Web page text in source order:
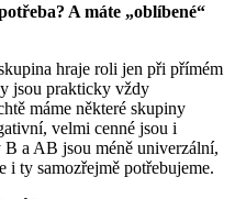
A máte „oblíbené“
hraje roli jen při přímém
jsou prakticky vždy
máme některé skupiny
velmi cenné jsou i
a AB jsou méně univerzální,
i ty samozřejmě potřebujeme.